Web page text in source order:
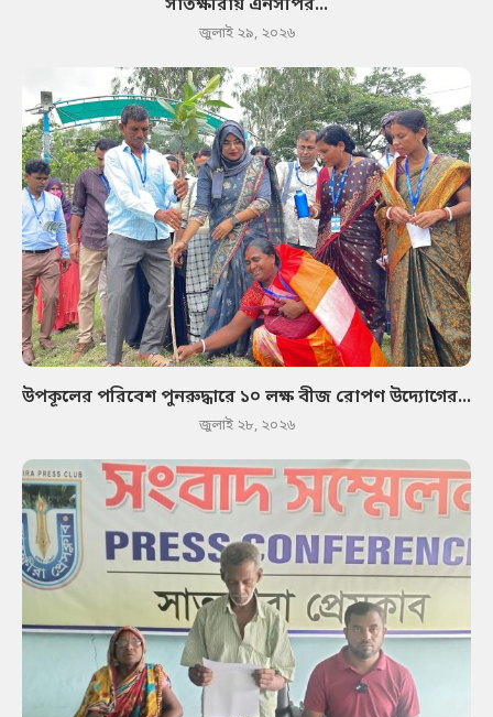
সাতক্ষীরায় এনসপির...
জুলাই ২৯, ২০২৬
উপকূলের পরিবেশ পুনরুদ্ধারে ১০ লক্ষ বীজ রোপণ উদ্যোগের...
জুলাই ২৮, ২০২৬